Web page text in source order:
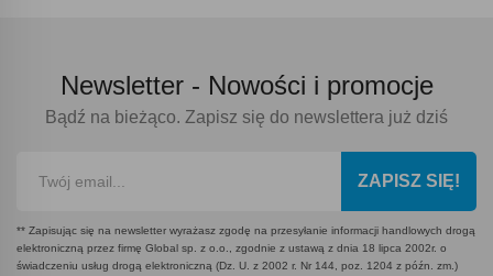
Newsletter - Nowości i promocje
Bądź na bieżąco. Zapisz się do newslettera już dziś
ZAPISZ SIĘ!
** Zapisując się na newsletter wyrażasz zgodę na przesyłanie informacji handlowych drogą
elektroniczną przez firmę Global sp. z o.o., zgodnie z ustawą z dnia 18 lipca 2002r. o
świadczeniu usług drogą elektroniczną (Dz. U. z 2002 r. Nr 144, poz. 1204 z późn. zm.)